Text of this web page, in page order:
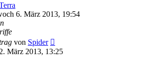
6. März 2013, 19:54
von Spider
März 2013, 13:25